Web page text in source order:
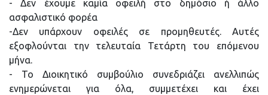
- Δεν έχουμε καμία οφειλή στο δημόσιο ή άλλο
ασφαλιστικό φορέα
-Δεν υπάρχουν οφειλές σε προμηθευτές. Αυτές
εξοφλούνται την τελευταία Τετάρτη του επόμενου
μήνα.
- Το Διοικητικό συμβούλιο συνεδριάζει ανελλιπώς
ενημερώνεται για όλα, συμμετέχει και έχει